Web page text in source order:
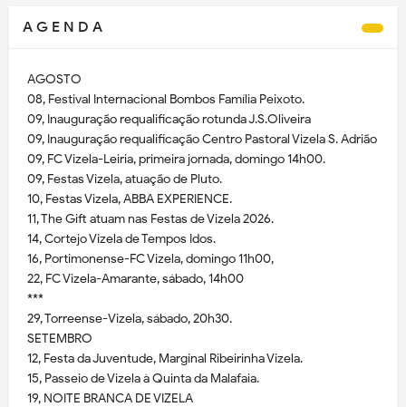
A G E N D A
AGOSTO
08, Festival Internacional Bombos Família Peixoto.
09, Inauguração requalificação rotunda J.S.Oliveira
09, Inauguração requalificação Centro Pastoral Vizela S. Adrião
09, FC Vizela-Leiria, primeira jornada, domingo 14h00.
09, Festas Vizela, atuação de Pluto.
10, Festas Vizela, ABBA EXPERIENCE.
11, The Gift atuam nas Festas de Vizela 2026.
14, Cortejo Vizela de Tempos Idos.
16, Portimonense-FC Vizela, domingo 11h00,
22, FC Vizela-Amarante, sábado, 14h00
***
29, Torreense-Vizela, sábado, 20h30.
SETEMBRO
12, Festa da Juventude, Marginal Ribeirinha Vizela.
15, Passeio de Vizela à Quinta da Malafaia.
19, NOITE BRANCA DE VIZELA